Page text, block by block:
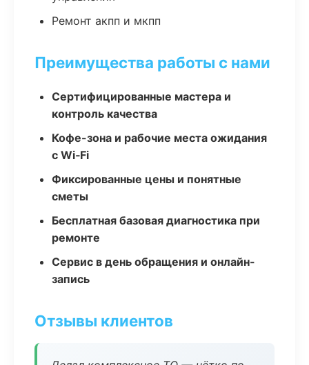
Ремонт акпп и мкпп
Преимущества работы с нами
Сертифицированные мастера и
контроль качества
Кофе-зона и рабочие места ожидания
с Wi‑Fi
Фиксированные цены и понятные
сметы
Бесплатная базовая диагностика при
ремонте
Сервис в день обращения и онлайн-
запись
Отзывы клиентов